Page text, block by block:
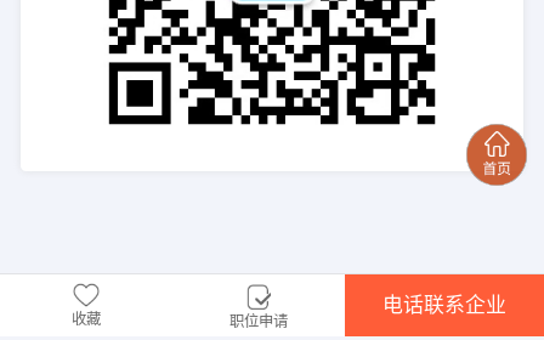
收藏 职位申请
电话联系企业